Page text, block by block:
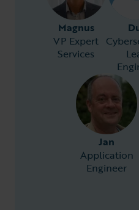
Magnus
VP Expert
Services
Jan
Application
Engineer